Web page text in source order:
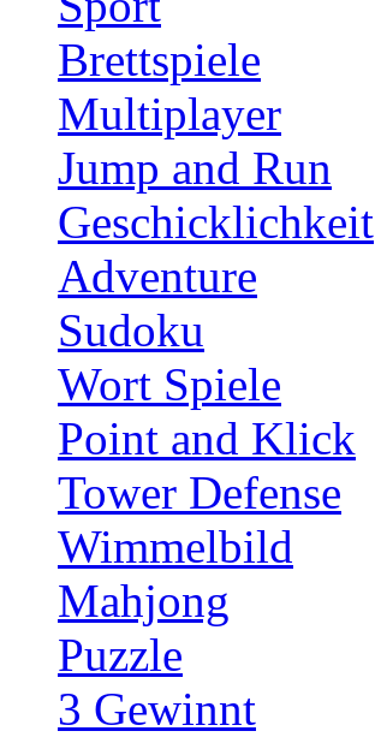
Brettspiele
Multiplayer
Jump and Run
Geschicklichkeit
Adventure
Sudoku
Wort Spiele
Point and Klick
Tower Defense
Wimmelbild
Mahjong
Puzzle
3 Gewinnt